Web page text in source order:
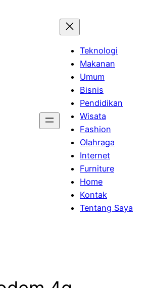
Teknologi
Makanan
Umum
Bisnis
Pendidikan
Wisata
Fashion
Olahraga
Internet
Furniture
Home
Kontak
Tentang Saya